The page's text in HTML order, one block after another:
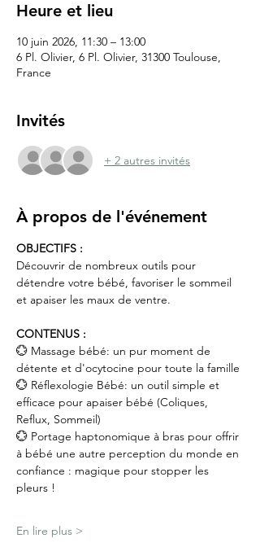
Heure et lieu
10 juin 2026, 11:30 – 13:00
6 Pl. Olivier, 6 Pl. Olivier, 31300 Toulouse,
France
Invités
+ 2 autres invités
À propos de l'événement
OBJECTIFS :
Découvrir de nombreux outils pour
détendre votre bébé, favoriser le sommeil
et apaiser les maux de ventre.
CONTENUS :
💮 Massage bébé: un pur moment de
détente et d'ocytocine pour toute la famille
💮 Réflexologie Bébé: un outil simple et
efficace pour apaiser bébé (Coliques,
Reflux, Sommeil)
💮 Portage haptonomique à bras pour offrir
à bébé une autre perception du monde en
confiance : magique pour stopper les
pleurs !
En lire plus >